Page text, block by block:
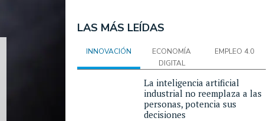
LAS MÁS LEÍDAS
INNOVACIÓN
ECONOMÍA
DIGITAL
EMPLEO 4.0
La inteligencia artificial
industrial no reemplaza a las
personas, potencia sus
decisiones